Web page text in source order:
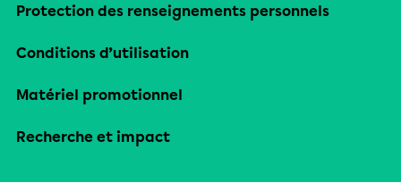
Protection des renseignements personnels
Conditions d’utilisation
Matériel promotionnel
Recherche et impact